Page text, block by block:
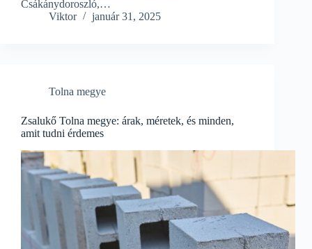
Csákánydoroszló,…
Viktor
január 31, 2025
Tolna megye
Zsalukő Tolna megye: árak, méretek, és minden,
amit tudni érdemes